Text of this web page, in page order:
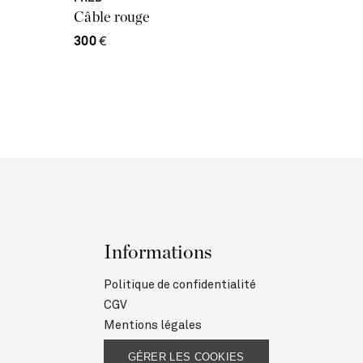
Câble rouge
300€
Informations
Politique de confidentialité
CGV
Mentions légales
GÉRER LES COOKIES